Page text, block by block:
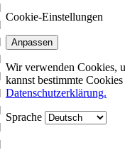
Cookie-Einstellungen
Anpassen
Wir verwenden Cookies,
kannst bestimmte
Datenschutzerklärung.
Sprache